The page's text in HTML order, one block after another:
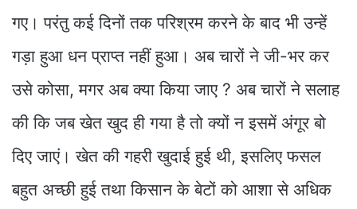
गए। परंतु कई दिनों तक परिश्रम करने के बाद भी उन्हें
गड़ा हुआ धन प्राप्त नहीं हुआ। अब चारों ने जी-भर कर
उसे कोसा, मगर अब क्या किया जाए ? अब चारों ने सलाह
की कि जब खेत खुद ही गया है तो क्यों न इसमें अंगूर बो
दिए जाएं। खेत की गहरी खुदाई हुई थी, इसलिए फसल
बहुत अच्छी हुई तथा किसान के बेटों को आशा से अधिक